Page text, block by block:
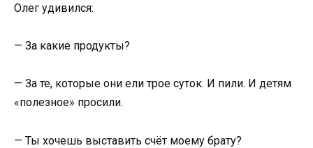
Олег удивился:
— За какие продукты?
— За те, которые они ели трое суток. И пили. И детям
«полезное» просили.
— Ты хочешь выставить счёт моему брату?